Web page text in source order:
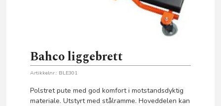
Bahco liggebrett
Artikkelnr.: BLE301
Polstret pute med god komfort i motstandsdyktig
materiale. Utstyrt med stålramme. Hoveddelen kan